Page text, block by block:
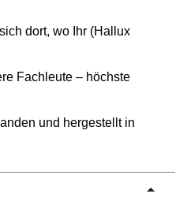
dort, wo Ihr (Hallux
Fachleute – höchste
und hergestellt in